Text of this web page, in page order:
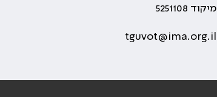
מיקוד 5251108
tguvot@ima.org.il